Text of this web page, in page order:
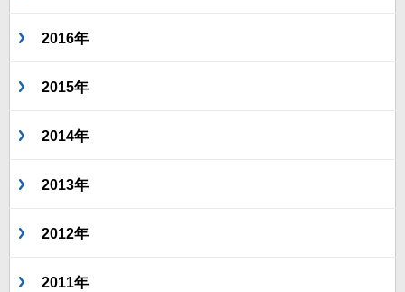
2016年
2015年
2014年
2013年
2012年
2011年